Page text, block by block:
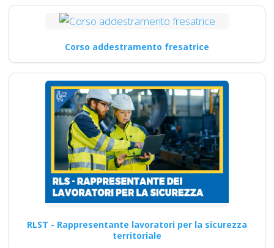
Corso addestramento fresatrice
RLST - Rappresentante lavoratori per la sicurezza
territoriale